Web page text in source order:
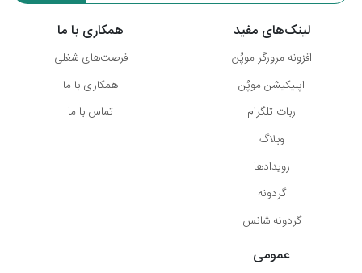
لینک‌های مفید
افزونه مرورگر موپُن
اپلیکیشن موپُن
ربات تلگرام
وبلاگ
رویدادها
گردونه
گردونه شانس
همکاری با ما
فرصت‌های شغلی
همکاری با ما
تماس با ما
عمومی